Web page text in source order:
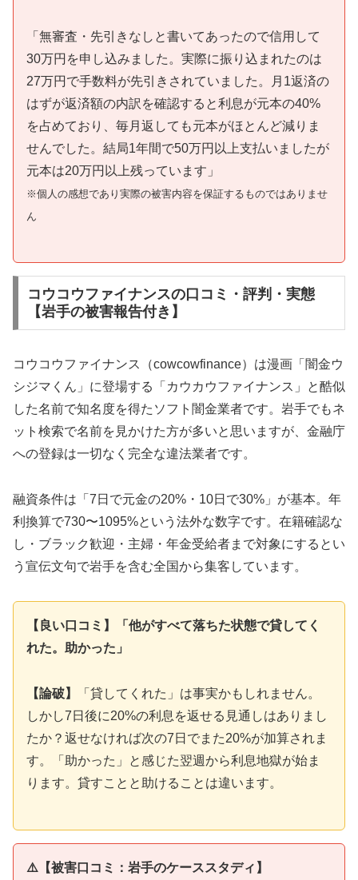
「無審査・先引きなしと書いてあったので信用して
30万円を申し込みました。実際に振り込まれたのは
27万円で手数料が先引きされていました。月1返済の
はずが返済額の内訳を確認すると利息が元本の40%
を占めており、毎月返しても元本がほとんど減りま
せんでした。結局1年間で50万円以上支払いましたが
元本は20万円以上残っています」
※個人の感想であり実際の被害内容を保証するものではありませ
ん
コウコウファイナンスの口コミ・評判・実態
【岩手の被害報告付き】
コウコウファイナンス（cowcowfinance）は漫画「闇金ウ
シジマくん」に登場する「カウカウファイナンス」と酷似
した名前で知名度を得たソフト闇金業者です。岩手でもネ
ット検索で名前を見かけた方が多いと思いますが、金融庁
への登録は一切なく完全な違法業者です。
融資条件は「7日で元金の20%・10日で30%」が基本。年
利換算で730〜1095%という法外な数字です。在籍確認な
し・ブラック歓迎・主婦・年金受給者まで対象にするとい
う宣伝文句で岩手を含む全国から集客しています。
【良い口コミ】「他がすべて落ちた状態で貸してく
れた。助かった」
【論破】
「貸してくれた」は事実かもしれません。
しかし7日後に20%の利息を返せる見通しはありまし
たか？返せなければ次の7日でまた20%が加算されま
す。「助かった」と感じた翌週から利息地獄が始ま
ります。貸すことと助けることは違います。
⚠️【被害口コミ：岩手のケーススタディ】